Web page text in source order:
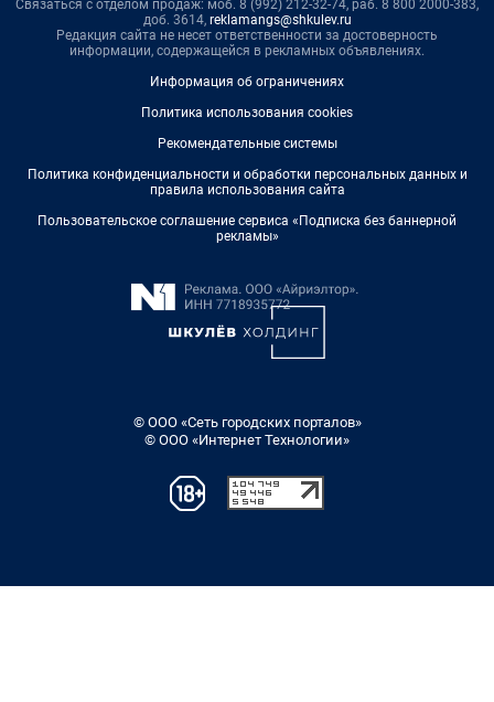
Связаться с отделом продаж: моб. 8 (992) 212-32-74, раб. 8 800 2000-383,
доб. 3614, reklamangs@shkulev.ru
Редакция сайта не несет ответственности за достоверность
информации, содержащейся в рекламных объявлениях.
Информация об ограничениях
Политика использования cookies
Рекомендательные системы
Политика конфиденциальности и обработки персональных данных и
правила использования сайта
Пользовательское соглашение сервиса «Подписка без баннерной
рекламы»
© ООО «Сеть городских порталов»
© ООО «Интернет Технологии»